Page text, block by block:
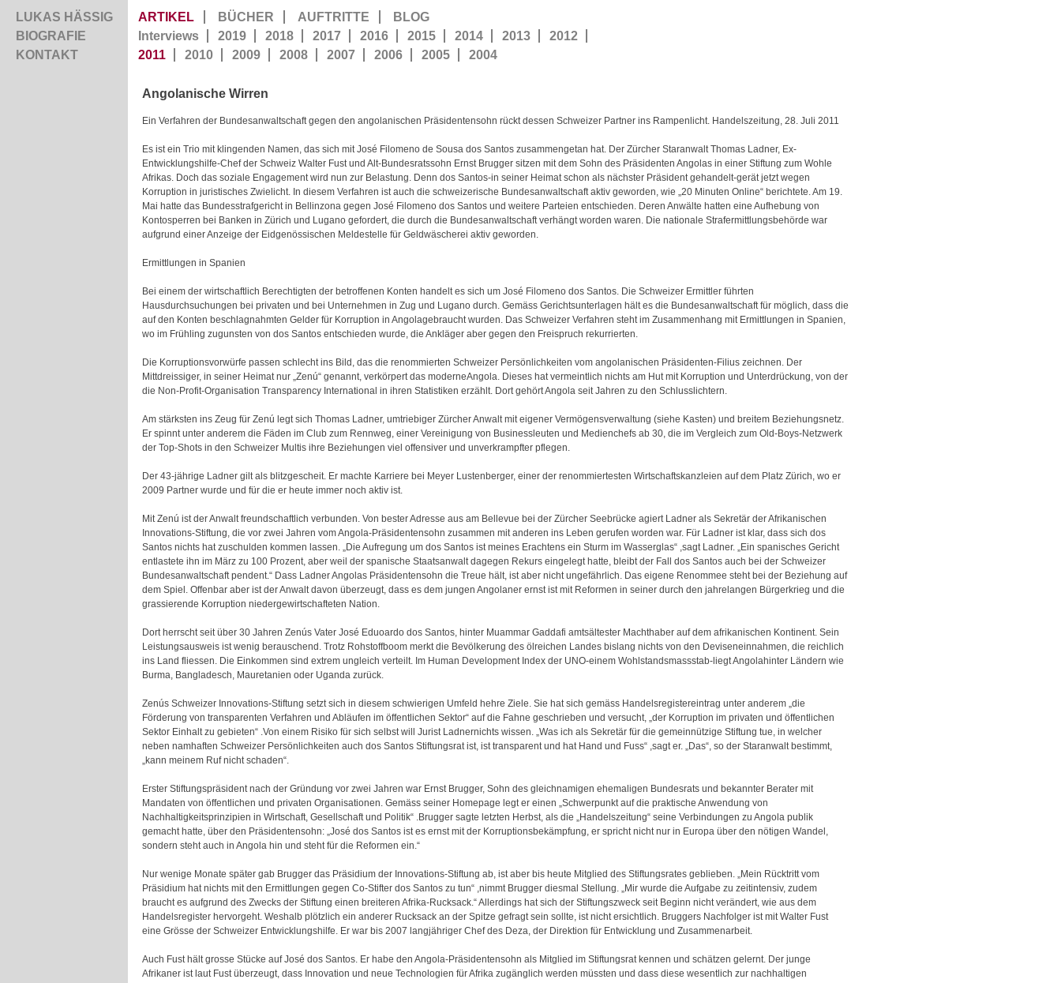
LUKAS HÄSSIG
BIOGRAFIE
KONTAKT
ARTIKEL BÜCHER AUFTRITTE
BLOG
Interviews
2019 2018 2017 2016 2015 2014 2013
2012
2011
2010 2009 2008 2007 2006 2005 2004
Angolanische Wirren
Ein Verfahren der Bundesanwaltschaft gegen den angolanischen Präsidentensohn rückt dessen Schweizer Partner ins Rampenlicht. Handelszeitung, 28. Juli 2011
Es ist ein Trio mit klingenden Namen, das sich mit José Filomeno de Sousa dos Santos zusammengetan hat. Der Zürcher Staranwalt Thomas Ladner, Ex-
Entwicklungshilfe-Chef der Schweiz Walter Fust und Alt-Bundesratssohn Ernst Brugger sitzen mit dem Sohn des Präsidenten Angolas in einer Stiftung zum Wohle
Afrikas. Doch das soziale Engagement wird nun zur Belastung. Denn dos Santos-in seiner Heimat schon als nächster Präsident gehandelt-gerät jetzt wegen
Korruption in juristisches Zwielicht. In diesem Verfahren ist auch die schweizerische Bundesanwaltschaft aktiv geworden, wie „20 Minuten Online“ berichtete. Am 19.
Mai hatte das Bundesstrafgericht in Bellinzona gegen José Filomeno dos Santos und weitere Parteien entschieden. Deren Anwälte hatten eine Aufhebung von
Kontosperren bei Banken in Zürich und Lugano gefordert, die durch die Bundesanwaltschaft verhängt worden waren. Die nationale Strafermittlungsbehörde war
aufgrund einer Anzeige der Eidgenössischen Meldestelle für Geldwäscherei aktiv geworden.
Ermittlungen in Spanien
Bei einem der wirtschaftlich Berechtigten der betroffenen Konten handelt es sich um José Filomeno dos Santos. Die Schweizer Ermittler führten
Hausdurchsuchungen bei privaten und bei Unternehmen in Zug und Lugano durch. Gemäss Gerichtsunterlagen hält es die Bundesanwaltschaft für möglich, dass die
auf den Konten beschlagnahmten Gelder für Korruption in Angolagebraucht wurden. Das Schweizer Verfahren steht im Zusammenhang mit Ermittlungen in Spanien,
wo im Frühling zugunsten von dos Santos entschieden wurde, die Ankläger aber gegen den Freispruch rekurrierten.
Die Korruptionsvorwürfe passen schlecht ins Bild, das die renommierten Schweizer Persönlichkeiten vom angolanischen Präsidenten-Filius zeichnen. Der
Mittdreissiger, in seiner Heimat nur „Zenú“ genannt, verkörpert das moderneAngola. Dieses hat vermeintlich nichts am Hut mit Korruption und Unterdrückung, von der
die Non-Profit-Organisation Transparency International in ihren Statistiken erzählt. Dort gehört Angola seit Jahren zu den Schlusslichtern.
Am stärksten ins Zeug für Zenú legt sich Thomas Ladner, umtriebiger Zürcher Anwalt mit eigener Vermögensverwaltung (siehe Kasten) und breitem Beziehungsnetz.
Er spinnt unter anderem die Fäden im Club zum Rennweg, einer Vereinigung von Businessleuten und Medienchefs ab 30, die im Vergleich zum Old-Boys-Netzwerk
der Top-Shots in den Schweizer Multis ihre Beziehungen viel offensiver und unverkrampfter pflegen.
Der 43-jährige Ladner gilt als blitzgescheit. Er machte Karriere bei Meyer Lustenberger, einer der renommiertesten Wirtschaftskanzleien auf dem Platz Zürich, wo er
2009 Partner wurde und für die er heute immer noch aktiv ist.
Mit Zenú ist der Anwalt freundschaftlich verbunden. Von bester Adresse aus am Bellevue bei der Zürcher Seebrücke agiert Ladner als Sekretär der Afrikanischen
Innovations-Stiftung, die vor zwei Jahren vom Angola-Präsidentensohn zusammen mit anderen ins Leben gerufen worden war. Für Ladner ist klar, dass sich dos
Santos nichts hat zuschulden kommen lassen. „Die Aufregung um dos Santos ist meines Erachtens ein Sturm im Wasserglas“ ,sagt Ladner. „Ein spanisches Gericht
entlastete ihn im März zu 100 Prozent, aber weil der spanische Staatsanwalt dagegen Rekurs eingelegt hatte, bleibt der Fall dos Santos auch bei der Schweizer
Bundesanwaltschaft pendent.“ Dass Ladner Angolas Präsidentensohn die Treue hält, ist aber nicht ungefährlich. Das eigene Renommee steht bei der Beziehung auf
dem Spiel. Offenbar aber ist der Anwalt davon überzeugt, dass es dem jungen Angolaner ernst ist mit Reformen in seiner durch den jahrelangen Bürgerkrieg und die
grassierende Korruption niedergewirtschafteten Nation.
Dort herrscht seit über 30 Jahren Zenús Vater José Eduoardo dos Santos, hinter Muammar Gaddafi amtsältester Machthaber auf dem afrikanischen Kontinent. Sein
Leistungsausweis ist wenig berauschend. Trotz Rohstoffboom merkt die Bevölkerung des ölreichen Landes bislang nichts von den Deviseneinnahmen, die reichlich
ins Land fliessen. Die Einkommen sind extrem ungleich verteilt. Im Human Development Index der UNO-einem Wohlstandsmassstab-liegt Angolahinter Ländern wie
Burma, Bangladesch, Mauretanien oder Uganda zurück.
Zenús Schweizer Innovations-Stiftung setzt sich in diesem schwierigen Umfeld hehre Ziele. Sie hat sich gemäss Handelsregistereintrag unter anderem „die
Förderung von transparenten Verfahren und Abläufen im öffentlichen Sektor“ auf die Fahne geschrieben und versucht, „der Korruption im privaten und öffentlichen
Sektor Einhalt zu gebieten“ .Von einem Risiko für sich selbst will Jurist Ladnernichts wissen. „Was ich als Sekretär für die gemeinnützige Stiftung tue, in welcher
neben namhaften Schweizer Persönlichkeiten auch dos Santos Stiftungsrat ist, ist transparent und hat Hand und Fuss“ ,sagt er. „Das“, so der Staranwalt bestimmt,
„kann meinem Ruf nicht schaden“.
Erster Stiftungspräsident nach der Gründung vor zwei Jahren war Ernst Brugger, Sohn des gleichnamigen ehemaligen Bundesrats und bekannter Berater mit
Mandaten von öffentlichen und privaten Organisationen. Gemäss seiner Homepage legt er einen „Schwerpunkt auf die praktische Anwendung von
Nachhaltigkeitsprinzipien in Wirtschaft, Gesellschaft und Politik“ .Brugger sagte letzten Herbst, als die „Handelszeitung“ seine Verbindungen zu Angola publik
gemacht hatte, über den Präsidentensohn: „José dos Santos ist es ernst mit der Korruptionsbekämpfung, er spricht nicht nur in Europa über den nötigen Wandel,
sondern steht auch in Angola hin und steht für die Reformen ein.“
Nur wenige Monate später gab Brugger das Präsidium der Innovations-Stiftung ab, ist aber bis heute Mitglied des Stiftungsrates geblieben. „Mein Rücktritt vom
Präsidium hat nichts mit den Ermittlungen gegen Co-Stifter dos Santos zu tun“ ,nimmt Brugger diesmal Stellung. „Mir wurde die Aufgabe zu zeitintensiv, zudem
braucht es aufgrund des Zwecks der Stiftung einen breiteren Afrika-Rucksack.“ Allerdings hat sich der Stiftungszweck seit Beginn nicht verändert, wie aus dem
Handelsregister hervorgeht. Weshalb plötzlich ein anderer Rucksack an der Spitze gefragt sein sollte, ist nicht ersichtlich. Bruggers Nachfolger ist mit Walter Fust
eine Grösse der Schweizer Entwicklungshilfe. Er war bis 2007 langjähriger Chef des Deza, der Direktion für Entwicklung und Zusammenarbeit.
Auch Fust hält grosse Stücke auf José dos Santos. Er habe den Angola-Präsidentensohn als Mitglied im Stiftungsrat kennen und schätzen gelernt. Der junge
Afrikaner ist laut Fust überzeugt, dass Innovation und neue Technologien für Afrika zugänglich werden müssten und dass diese wesentlich zur nachhaltigen